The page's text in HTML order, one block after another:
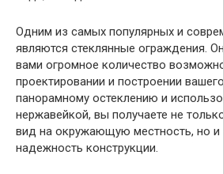
Одним из самых популярных и
являются стеклянные ограждения.
вами огромное количество
проектировании и построении
панорамному остеклению и
нержавейкой, вы получаете не
вид на окружающую местность, но и
надежность конструкции.